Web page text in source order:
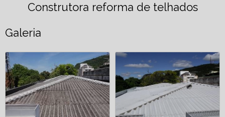
Construtora reforma de telhados
Galeria